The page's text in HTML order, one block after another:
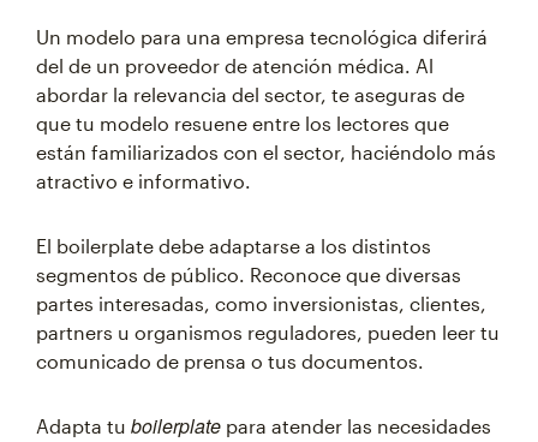
Un modelo para una empresa tecnológica diferirá
del de un proveedor de atención médica. Al
abordar la relevancia del sector, te aseguras de
que tu modelo resuene entre los lectores que
están familiarizados con el sector, haciéndolo más
atractivo e informativo.
El boilerplate debe adaptarse a los distintos
segmentos de público. Reconoce que diversas
partes interesadas, como inversionistas, clientes,
partners u organismos reguladores, pueden leer tu
comunicado de prensa o tus documentos.
Adapta tu boilerplate para atender las necesidades